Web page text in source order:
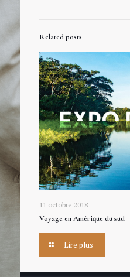
Related posts
11 octobre 2018
Voyage en Amérique du sud
Lire plus